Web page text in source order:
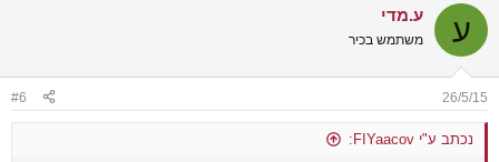
c
i
s
:
ע ע.מדי
משתמש בכיר
26/5/15
#6
נכתב ע"י FIYaacov: